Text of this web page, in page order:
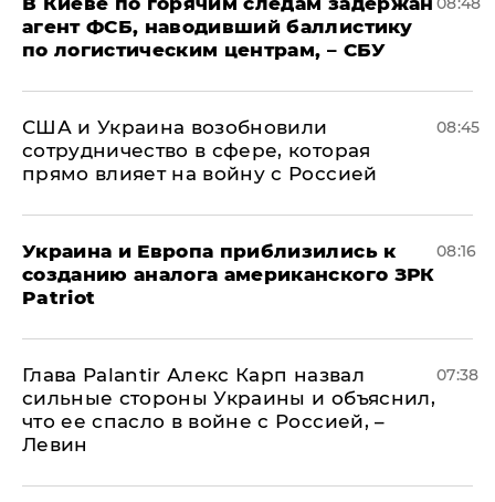
агент ФСБ, наводивший баллистику
по логистическим центрам, – СБУ
США и Украина возобновили
сотрудничество в сфере, которая
прямо влияет на войну с Россией
08:45
Украина и Европа приблизились к
созданию аналога американского ЗРК
Patriot
08:16
Глава Palantir Алекс Карп назвал
сильные стороны Украины и объяснил,
что ее спасло в войне с Россией, –
Левин
07:38